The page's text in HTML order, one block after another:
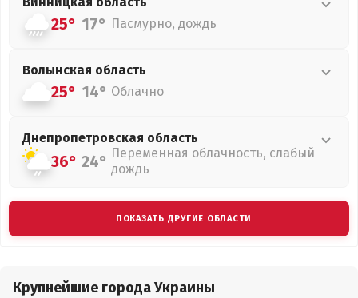
25° 17° Пасмурно, дождь
Волынская область
25° 14° Облачно
Днепропетровская область
36° 24° Переменная облачность, слабый
дождь
ПОКАЗАТЬ ДРУГИЕ ОБЛАСТИ
Крупнейшие города Украины